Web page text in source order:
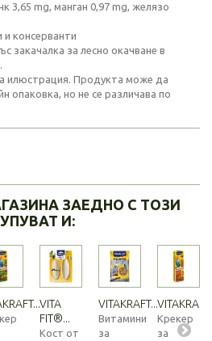
3,65 mg, манган 0,97 mg, желязо
и консерванти
закачалка за лесно окачване в
илюстрация. Продукта може да
опаковка, но не се различава по
ЗАЕДНО С ТОЗИ
И:
VITA
FIT®...
Кост от
VITAKRAFT...
Витамини
за
Крекер
за